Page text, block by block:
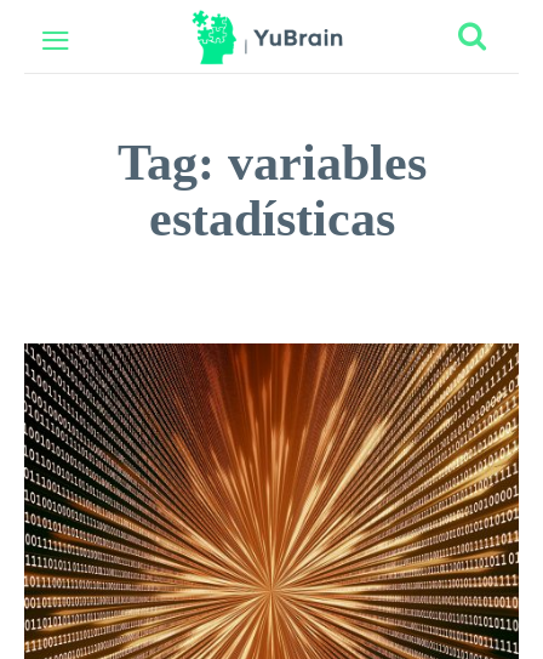
Tag: variables
estadísticas